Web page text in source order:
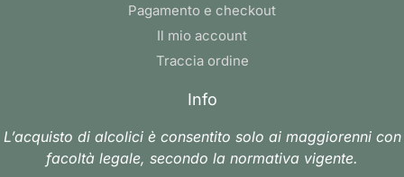
Pagamento e checkout
Il mio account
Traccia ordine
Info
L’acquisto di alcolici è consentito solo ai maggiorenni con
facoltà legale, secondo la normativa vigente.